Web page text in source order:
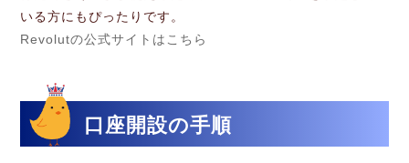
いる方にもぴったりです。
Revolutの公式サイトはこちら
口座開設の手順